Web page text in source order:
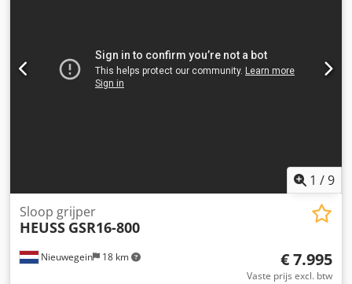
1 /9
Nieuwegein 18 km
Sloop grijper
HEUSS GSR16-800
€ 7.995
Vaste prijs excl. btw